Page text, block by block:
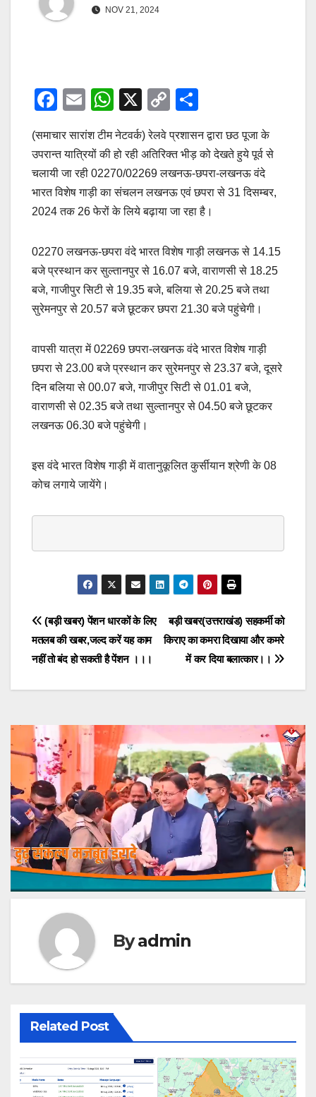
NOV 21, 2024
F
c
e
b
o
k
E
ail
W
h
at
s
A
p
X
C
p
y
Li
n
ar
e
(समाचार सारांश टीम नेटवर्क) रेलवे प्रशासन द्वारा छठ पूजा के
उपरान्त यात्रियों की हो रही अतिरिक्त भीड़ को देखते हुये पूर्व से
चलायी जा रही 02270/02269 लखनऊ-छपरा-लखनऊ वंदे
भारत विशेष गाड़ी का संचलन लखनऊ एवं छपरा से 31 दिसम्बर,
2024 तक 26 फेरों के लिये बढ़ाया जा रहा है।
02270 लखनऊ-छपरा वंदे भारत विशेष गाड़ी लखनऊ से 14.15
बजे प्रस्थान कर सुल्तानपुर से 16.07 बजे, वाराणसी से 18.25
बजे, गाजीपुर सिटी से 19.35 बजे, बलिया से 20.25 बजे तथा
सुरेमनपुर से 20.57 बजे छूटकर छपरा 21.30 बजे पहुंचेगी।
वापसी यात्रा में 02269 छपरा-लखनऊ वंदे भारत विशेष गाड़ी
छपरा से 23.00 बजे प्रस्थान कर सुरेमनपुर से 23.37 बजे, दूसरे
दिन बलिया से 00.07 बजे, गाजीपुर सिटी से 01.01 बजे,
वाराणसी से 02.35 बजे तथा सुल्तानपुर से 04.50 बजे छूटकर
लखनऊ 06.30 बजे पहुंचेगी।
इस वंदे भारत विशेष गाड़ी में वातानुकूलित कुर्सीयान श्रेणी के 08
कोच लगाये जायेंगे।
Post
navigation
बड़ी खबर(उत्तराखंड) सहकर्मी को
किराए का कमरा दिखाया और कमरे
में कर दिया बलात्कार।।
(बड़ी खबर) पेंशन धारकों के लिए
मतलब की खबर,जल्द करें यह काम
नहीं तो बंद हो सकती है पेंशन ।।।
Byadmin
Related Post